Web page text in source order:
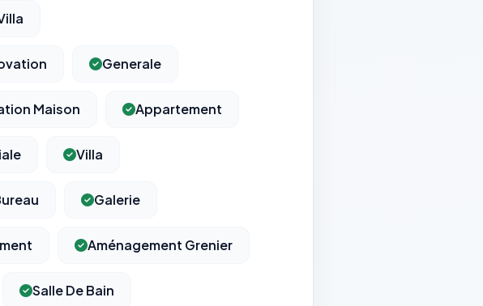
Generale
Maison Appartement
Villa
Galerie
Aménagement Grenier
Salle De Bain